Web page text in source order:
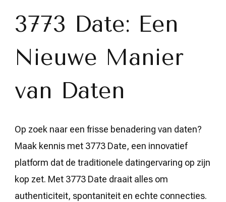
Date:
Een
in
Daten
3773 Date: Een
Nieuwe Manier
van Daten
Op zoek naar een frisse benadering van daten?
Maak kennis met 3773 Date, een innovatief
platform dat de traditionele datingervaring op zijn
kop zet. Met 3773 Date draait alles om
authenticiteit, spontaniteit en echte connecties.